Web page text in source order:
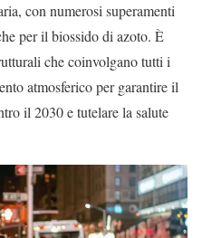
con numerosi superamenti
per il biossido di azoto. È
che coinvolgano tutti i
atmosferico per garantire il
il 2030 e tutelare la salute